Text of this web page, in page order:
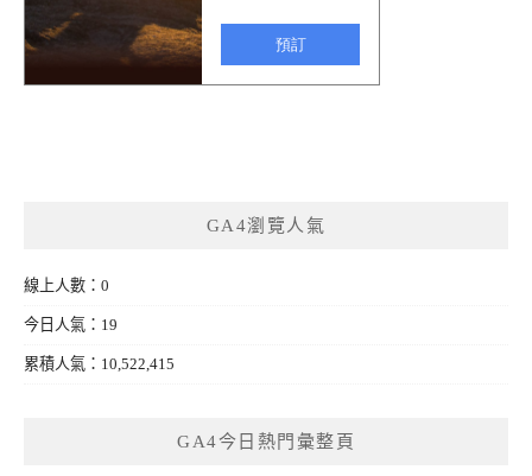
GA4瀏覽人氣
線上人數：0
今日人氣：19
累積人氣：10,522,415
GA4今日熱門彙整頁